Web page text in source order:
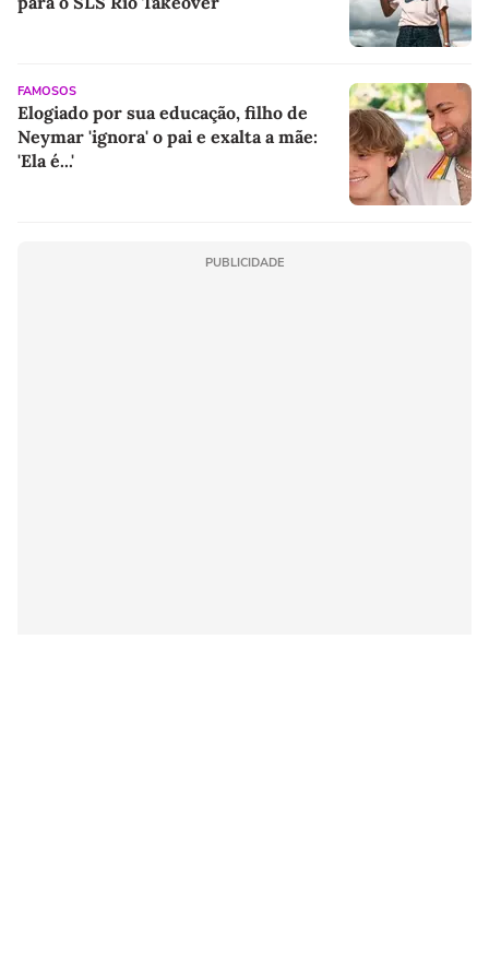
FAMOSOS
Elogiado por sua educação, filho de
Neymar 'ignora' o pai e exalta a mãe:
'Ela é...'
PUBLICIDADE